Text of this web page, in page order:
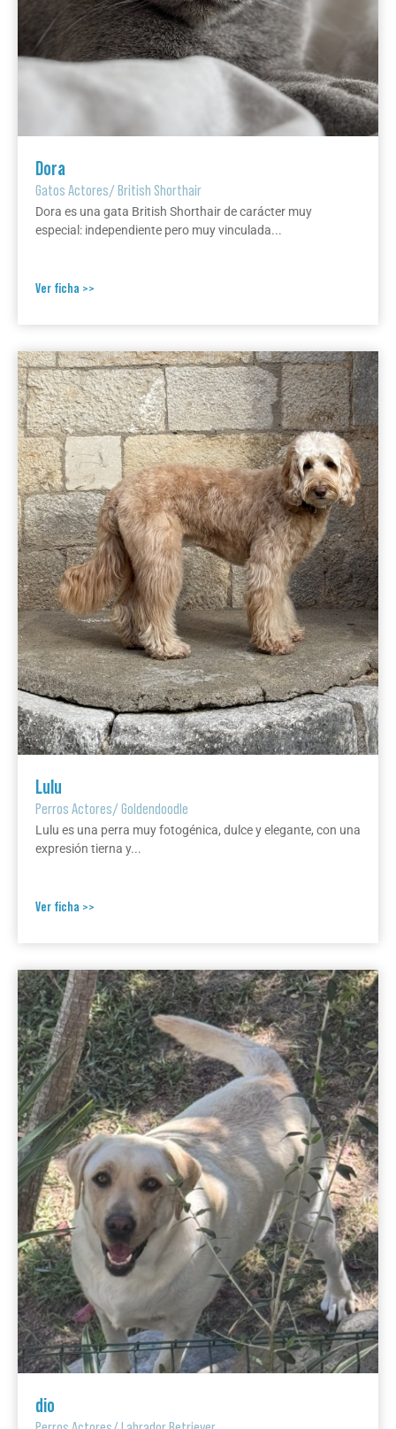
Dora
Gatos Actores/British Shorthair
Dora es una gata British Shorthair de carácter muy
especial: independiente pero muy vinculada...
Ver ficha >>
Lulu
Perros Actores/Goldendoodle
Lulu es una perra muy fotogénica, dulce y elegante, con una
expresión tierna y...
Ver ficha >>
dio